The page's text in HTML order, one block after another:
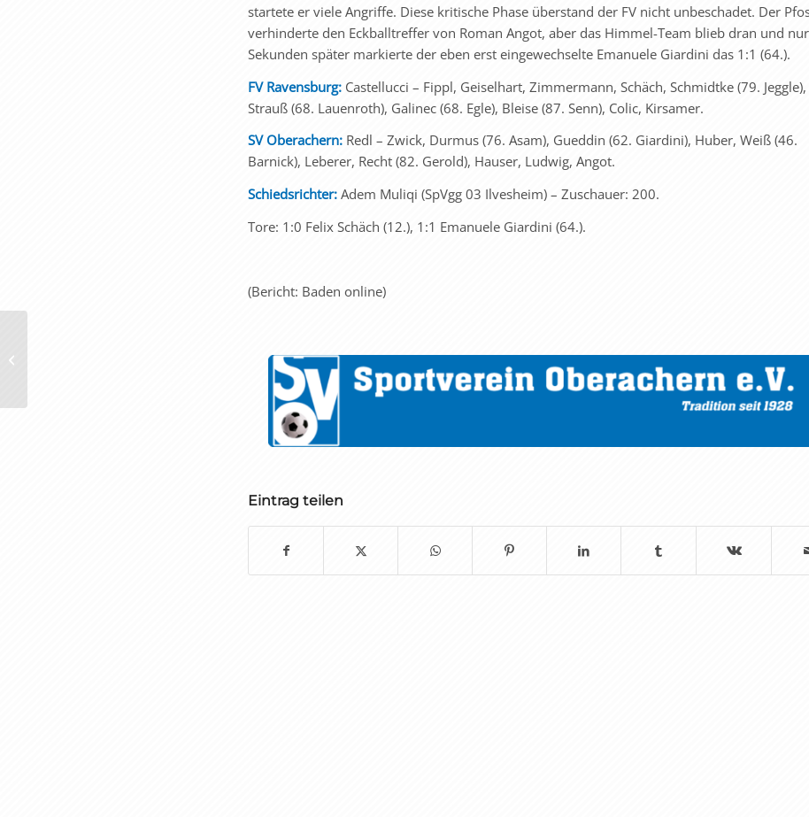
startete er viele Angriffe. Diese kritische Phase überstand der FV nicht unbeschadet. Der
verhinderte den Eckballtreffer von Roman Angot, aber das Himmel-Team blieb dran und nur
Sekunden später markierte der eben erst eingewechselte Emanuele Giardini das 1:1 (64.).
FV Ravensburg: Castellucci – Fippl, Geiselhart, Zimmermann, Schäch, Schmidtke (79. Jeggle),
Strauß (68. Lauenroth), Galinec (68. Egle), Bleise (87. Senn), Colic, Kirsamer.
SV Oberachern: Redl – Zwick, Durmus (76. Asam), Gueddin (62. Giardini), Huber, Weiß (46.
Barnick), Leberer, Recht (82. Gerold), Hauser, Ludwig, Angot.
Schiedsrichter: Adem Muliqi (SpVgg 03 Ilvesheim) – Zuschauer: 200.
Tore: 1:0 Felix Schäch (12.), 1:1 Emanuele Giardini (64.).
(Bericht: Baden online)
Eintrag teilen